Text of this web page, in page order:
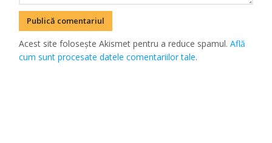
Acest site folosește Akismet pentru a reduce spamul.Află
cum sunt procesate datele comentariilor tale.